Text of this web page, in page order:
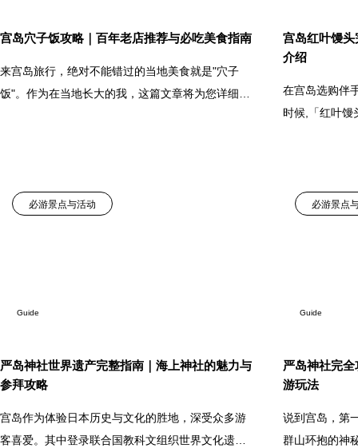
宫岛穴子饭攻略｜百年老店推荐与必吃美食指南
来宫岛旅行，绝对不能错过的当地美食就是"穴子
饭"。作为在当地长大的我，这篇文章将为您详细介
宫岛红叶馒
介绍
在宫岛选购伴
时候,「红叶馒
必游景点与活动
Guide
严岛神社世界遗产完整指南｜海上神社的魅力与
参拜攻略
宫岛作为体验日本历史与文化的胜地，深受众多游
客喜爱。其中登录联合国教科文组织世界文化遗产
必游景点
Guide
严岛神社完
游玩法
说到宫岛，第
群山环抱的神